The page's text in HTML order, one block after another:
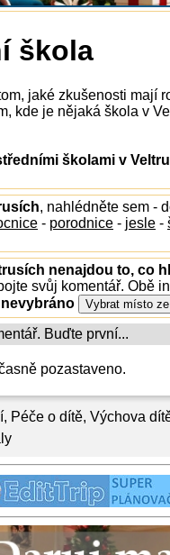
, Péče o dítě, Výchova
škola
jaké zkušenosti mají
kde je nějaká škola v
školami v
, nahlédněte sem -
- porodnice - jesle -
nenajdou to, co
svůj komentář. Obě
Buďte první...
pozastaveno.